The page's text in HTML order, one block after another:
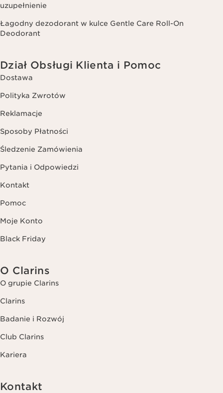
uzupełnienie
Łagodny dezodorant w kulce Gentle Care Roll-On
Deodorant
Dział Obsługi Klienta i Pomoc
Dostawa
Polityka Zwrotów
Reklamacje
Sposoby Płatności
Śledzenie Zamówienia
Pytania i Odpowiedzi
Kontakt
Pomoc
Moje Konto
Black Friday
O Clarins
O grupie Clarins
Clarins
Badanie i Rozwój
Club Clarins
Kariera
Kontakt